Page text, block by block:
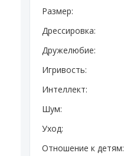
Размер:
Дрессировка:
Дружелюбие:
Игривость:
Интеллект:
Шум:
Уход:
Отношение к детям: